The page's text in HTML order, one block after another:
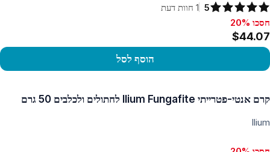
5
1 חוות דעת
חסכו 20%, $44.07
חסכו 20%
$44.07
הוסף לסל
קרם אנטי-פטרייתי Ilium Fungafite לחתולים ולכלבים 50 גרם
Ilium